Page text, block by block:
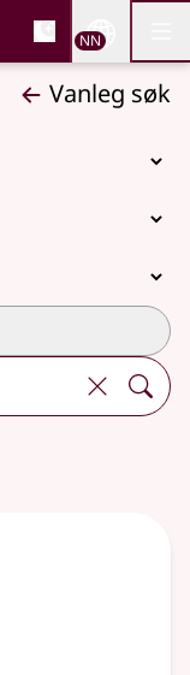
og
NN
Vanleg søk